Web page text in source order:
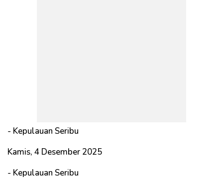
- Kepulauan Seribu
Kamis, 4 Desember 2025
- Kepulauan Seribu